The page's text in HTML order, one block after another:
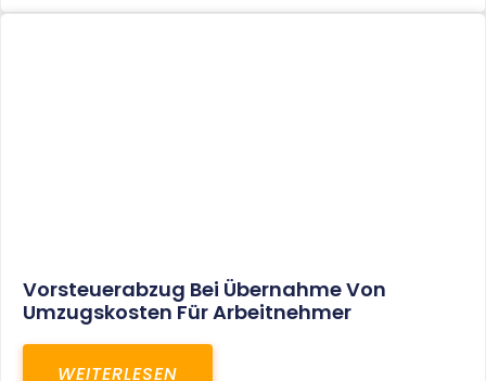
Vorsteuerabzug Bei Übernahme Von
Umzugskosten Für Arbeitnehmer
WEITERLESEN